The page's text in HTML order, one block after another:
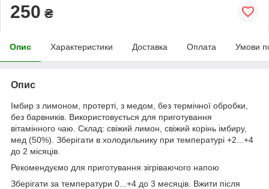
250 ₴
Опис Характеристики Доставка Оплата Умови
Опис
Імбир з лимоном, протерті, з медом, без термічної обробки,
без барвників. Використовується для приготування
вітамінного чаю. Склад: свіжий лимон, свіжий корінь імбиру,
мед (50%). Зберігати в холодильнику при температурі +2...+4
до 2 місяців.
Рекомендуємо для приготування зігріваючого напою
Зберігати за температури 0...+4 до 3 месяців. Вжити після